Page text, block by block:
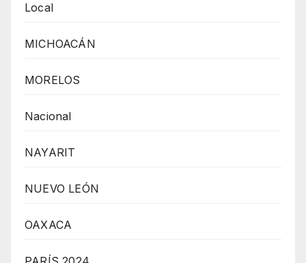
Local
MICHOACÁN
MORELOS
Nacional
NAYARIT
NUEVO LEÓN
OAXACA